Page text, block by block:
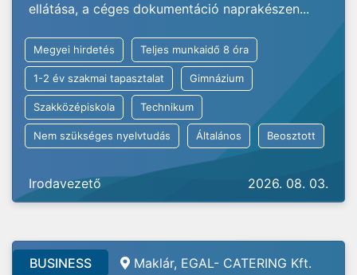
ellátása, a céges dokumentáció naprakészen...
Megyei hirdetés Teljes munkaidő 8 óra
1-2 év szakmai tapasztalat Gimnázium
Szakközépiskola Technikum
Nem szükséges nyelvtudás Általános Beosztott
Irodavezető 2026. 08. 03.
BUSINESS Maklár, EGAL- CATERING Kft.